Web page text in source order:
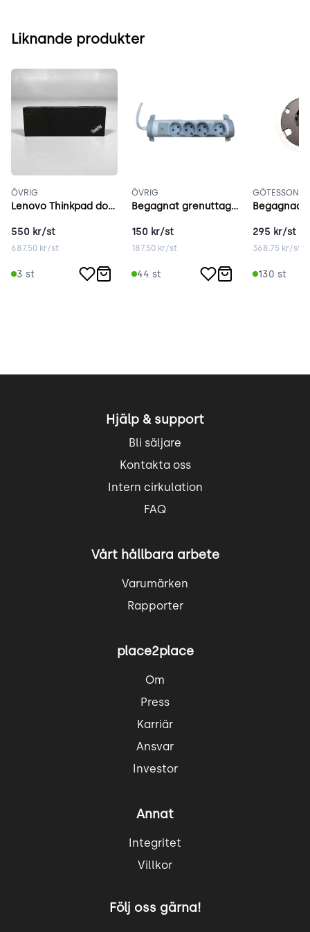
Liknande produkter
ÖVRIG
Lenovo Thinkpad dockningsstation Svart
550 kr/st
687.50 kr/st
3 st
ÖVRIG
Begagnat grenuttag vit/grå
150 kr/st
187.50 kr/st
44 st
GÖTESSONS
295 kr/st
368.75kr/st
130 st
Hjälp & support
Bli säljare
Kontakta oss
Intern cirkulation
FAQ
Vårt hållbara arbete
Varumärken
Rapporter
place2place
Om
Press
Karriär
Ansvar
Investor
Annat
Integritet
Villkor
Följ oss gärna!